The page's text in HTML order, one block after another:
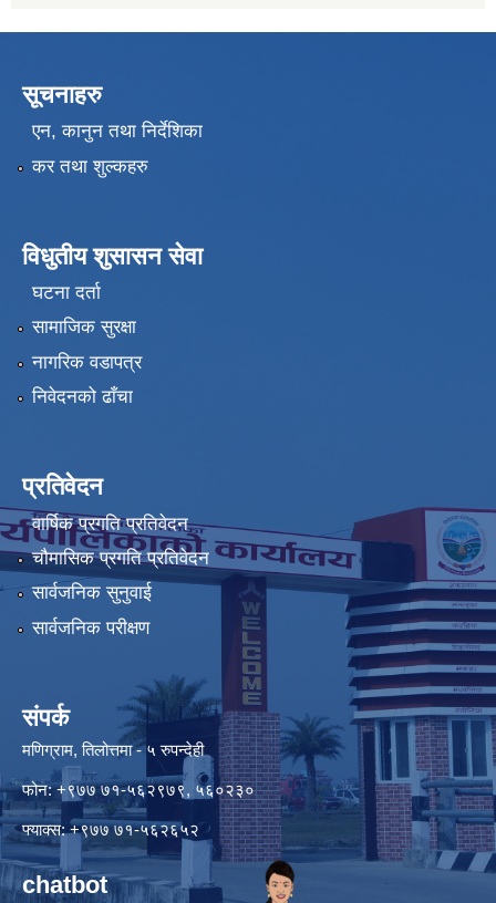
सूचनाहरु
एन, कानुन तथा निर्देशिका
कर तथा शुल्कहरु
विधुतीय शुसासन सेवा
घटना दर्ता
सामाजिक सुरक्षा
नागरिक वडापत्र
निवेदनको ढाँचा
प्रतिवेदन
वार्षिक प्रगति प्रतिवेदन
चौमासिक प्रगति प्रतिवेदन
सार्वजनिक सुनुवाई
सार्वजनिक परीक्षण
संपर्क
मणिग्राम, तिलोत्तमा - ५ रुपन्देही
फोन: +९७७ ७१-५६२९७९, ५६०२३०
फ्याक्स: +९७७ ७१-५६२६५२
chatbot